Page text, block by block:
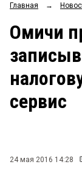
ОБЩЕСТВО
ЗАКОН
Главная →
Омичи
сервис
24 мая 2016 14:28